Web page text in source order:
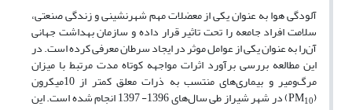
آلودگی هوا به عنوان یکی از معضلات مهم شهرنشینی و زندگی صنعتی،
سلامت افراد جامعه را تحت تاثیر قرار داده و سازمان‌ بهداشت جهانی
آن‌را به عنوان یکی از عوامل موثر در ایجاد سرطان معرفی کرده است. در
این مطالعه بررسی برآورد اثرات مواجهه کوتاه مدت مرتبط با میزان
مرگ‌‌و‌میر و بیماری‌های منتسب به ذرات معلق کمتر از 10میکرون
(PM
10 ) در شهر شیراز طی سال‌های 1396- 1397 انجام شده است. این